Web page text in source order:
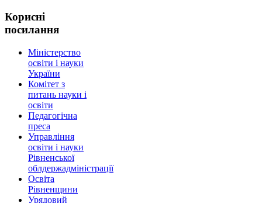
Корисні
посилання
Міністерство
освіти і науки
України
Комітет з
питань науки і
освіти
Педагогічна
преса
Управління
освіти і науки
Рівненської
облдержадміністрації
Освіта
Рівненщини
Урядовий